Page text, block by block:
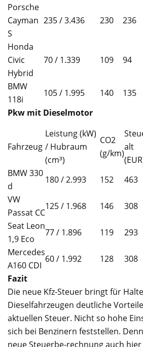
Porsche
Cayman
S
235 / 3.436 230 236
Honda
Civic
Hybrid
70 / 1.339 109 94
BMW
118i
105 / 1.995 140 135
Pkw mit Dieselmotor
Fahrzeug
Leistung (kW)
/ Hubraum
(cm³)
CO2
(g/km)
alt
BMW 330
d
180 / 2.993 152 463
VW
Passat CC
125 / 1.968 146 308
Seat Leon
1,9 Eco
77 / 1.896 119 293
Mercedes
A160 CDI
60 / 1.992 128 308
Fazit
Die neue Kfz-Steuer bringt für
Dieselfahrzeugen deutliche
aktuellen Steuer. Nicht so hohe
sich bei Benzinern feststellen.
neue Steuerbe-rechnung auch